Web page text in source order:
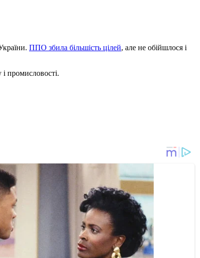
ППО збила більшість цілей, але не обійшлося і
промисловості.